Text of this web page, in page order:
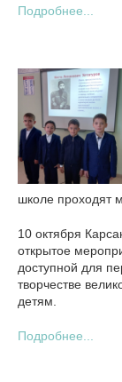
Подробнее...
школе проходят
10 октября
открытое
доступной для
творчестве
детям.
Подробнее...